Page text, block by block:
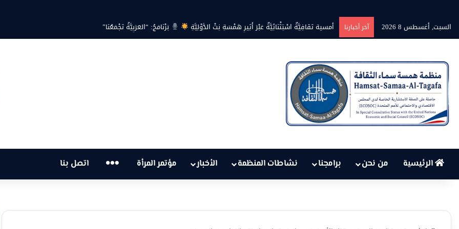
السبت, أغسطس 8 2026
آخر أخبارنا بين حرارة السماء وعجز البنية التحتية… هل أصبحت أزمة الكهرباء في تونس تهدد الحق في الحياة؟
الرئيسية من نحن برامجنا نشاطات المنظمة الأخبار مؤتمر المرأة … اتصل بنا